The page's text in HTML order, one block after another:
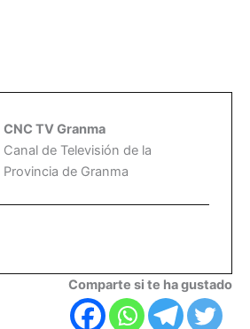
CNC TV Granma
Canal de Televisión de la
Provincia de Granma
Comparte si te ha gustado